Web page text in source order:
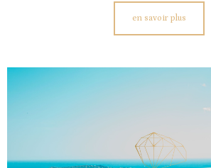
en savoir plus
voir le